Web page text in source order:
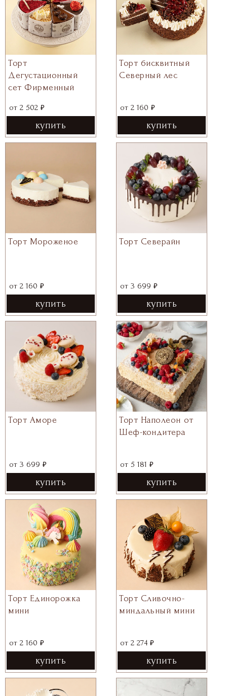
Торт
Дегустационный
сет Фирменный
от 2 502 ₽
купить
Торт бисквитный
Северный лес
от 2 160 ₽
купить
Торт Мороженое
от 2 160 ₽
купить
Торт Северайн
от 3 699 ₽
купить
Торт Аморе
от 3 699 ₽
купить
Торт Наполеон от
Шеф-кондитера
от 5 181 ₽
купить
Торт Единорожка
мини
от 2 160 ₽
купить
Торт Сливочно-
миндальный мини
от 2 274 ₽
купить